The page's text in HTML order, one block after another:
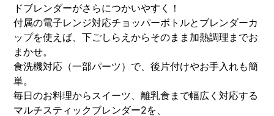
ドブレンダーがさらにつかいやすく！
付属の電子レンジ対応チョッパーボトルとブレンダーカ
ップを使えば、下ごしらえからそのまま加熱調理までお
まかせ。
食洗機対応（一部パーツ）で、後片付けやお手入れも簡
単。
毎日のお料理からスイーツ、離乳食まで幅広く対応する
マルチスティックブレンダー2を、